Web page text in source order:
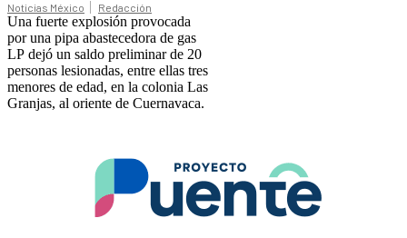
Noticias México Redacción
Una fuerte explosión provocada
por una pipa abastecedora de gas
LP dejó un saldo preliminar de 20
personas lesionadas, entre ellas tres
menores de edad, en la colonia Las
Granjas, al oriente de Cuernavaca.